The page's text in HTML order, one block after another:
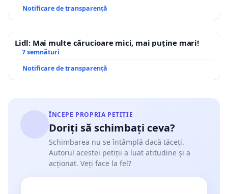
Notificare de transparență
Lidl: Mai multe cărucioare mici, mai puține mari!
7 semnături
Notificare de transparență
ÎNCEPE PROPRIA PETIȚIE
Doriți să schimbați ceva?
Schimbarea nu se întâmplă dacă tăceți.
Autorul acestei petiții a luat atitudine și a
acționat. Veți face la fel?